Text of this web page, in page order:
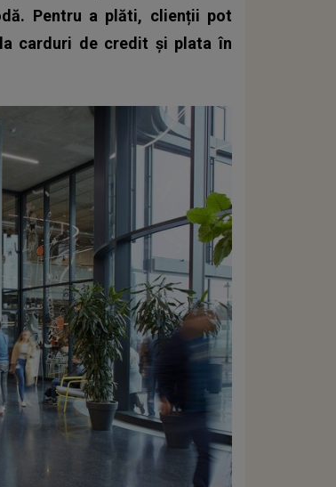
Pentru a plăti, clienții pot
carduri de credit și plata în